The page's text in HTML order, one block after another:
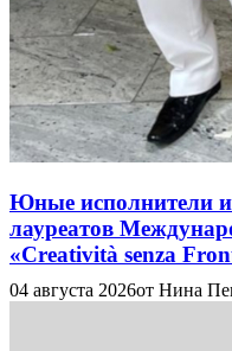
Юные исполнители
лауреатов
«Creatività senza
04 августа 2026от Нина